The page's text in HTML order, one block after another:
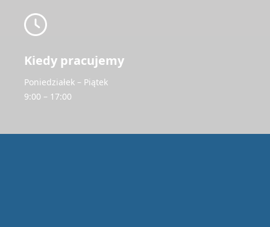
Kiedy pracujemy
Poniedziałek – Piątek
9:00 – 17:00